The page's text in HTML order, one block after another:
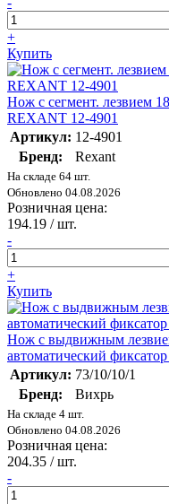
+
Купить
Нож с сегмент. лезвием
REXANT 12-4901
Артикул: 12-4901
Бренд:
Rexant
На складе 64 шт.
Обновлено 04.08.2026
Розничная цена:
194.19 / шт.
-
+
Купить
Нож с выдвижным
автоматический
Артикул: 73/10/10/1
Бренд:
Вихрь
На складе 4 шт.
Обновлено 04.08.2026
Розничная цена:
204.35 / шт.
-